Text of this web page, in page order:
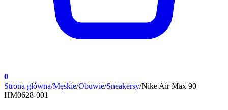
0
Strona główna/Męskie/Obuwie/Sneakersy/Nike Air Max 90
HM0628-001